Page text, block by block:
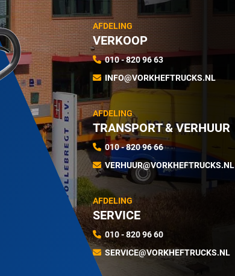
AFDELING
VERKOOP
010 - 820 96 63
INFO@VORKHEFTRUCKS.NL
AFDELING
TRANSPORT & VERHUUR
010 - 820 96 66
VERHUUR@VORKHEFTRUCKS.NL
AFDELING
SERVICE
010 - 820 96 60
SERVICE@VORKHEFTRUCKS.NL